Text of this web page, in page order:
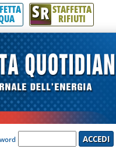
SR STAFFETTA
RIFIUTI